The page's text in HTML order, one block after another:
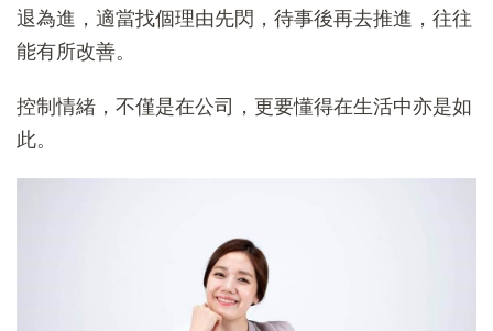
退為進，適當找個理由先閃，待事後再去推進，往往
能有所改善。
控制情緒，不僅是在公司，更要懂得在生活中亦是如
此。